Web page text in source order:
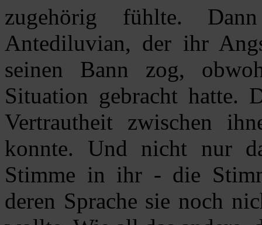
zugehörig fühlte.
Antediluvian, der ihr
seinen Bann zog,
Situation gebracht hatte.
Vertrautheit zwischen
konnte. Und nicht nur
Stimme in ihr - die
deren Sprache sie noch